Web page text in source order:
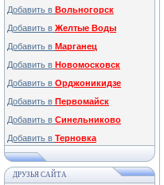
Добавить в Вольногорск
Добавить в Желтые Воды
Добавить в Марганец
Добавить в Новомосковск
Добавить в Орджоникидзе
Добавить в Первомайск
Добавить в Синельниково
Добавить в Терновка
ДРУЗЬЯ САЙТА